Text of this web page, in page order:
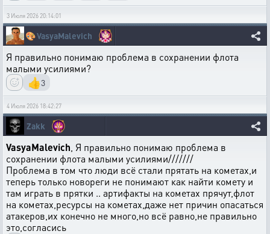
3 Июля 2026 20:14:01
🎨VasyaMalevich
Я правильно понимаю проблема в сохранении флота
малыми усилиями?
👍3
4 Июля 2026 18:42:27
Zakk
VasyaMalevich , Я правильно понимаю проблема в
сохранении флота малыми усилиями///////
Проблема в том что люди всё стали прятать на кометах,и
теперь только новореги не понимают как найти комету и
там играть в прятки .. артифакты на кометах прячут,флот
на кометах,ресурсы на кометах,даже нет причин опасаться
атакеров,их конечно не много,но всё равно,не правильно
это,согласись